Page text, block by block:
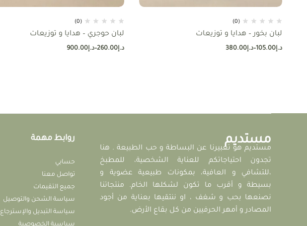
(0)
لبان بخور – هدايا و توزيعات
د.إ105.00
–د.إ380.00
(0)
لبان حوجري – هدايا و توزيعات
د.إ260.00
–د.إ900.00
مستديم
مستديم هو تعبيرنا عن البساطة و حب الطبيعة . هنا
تجدون احتياجاتكم للعناية الشخصية، للمطبخ
،للتشافي و العافية، بمكونات طبيعية عضوية و
بسيطة و أقرب ما تكون لشكلها الخام. منتجاتنا
نصنعها بحب و شغف ، او ننتقيها بعناية من أجود
المصادر و أمهر الحرفيين من كل بقاع الأرض.
روابط مهمة
حسابي
تواصل معنا
جميع التقيمات
سياسة الشحن والتوصيل
سياسة التبديل واﻹسترجاع
سياسية الخصوصية